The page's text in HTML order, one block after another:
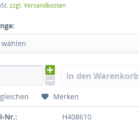
zzgl. Versandkosten
In den Warenkorb
Merken
Nr.:
H408610